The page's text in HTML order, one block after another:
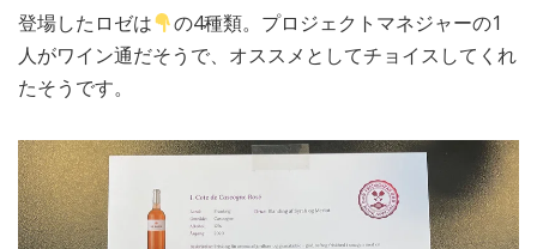
登場したロゼは
の4種類。プロジェクトマネジャーの1
人がワイン通だそうで、オススメとしてチョイスしてくれ
たそうです。